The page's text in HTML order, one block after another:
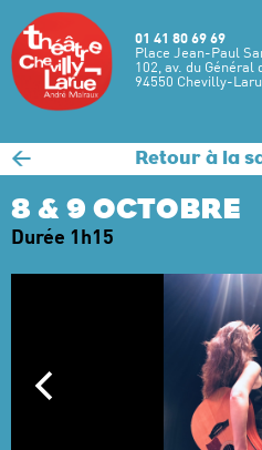
Aller au contenu principal
01 41 80 69 69
Place Jean-Paul
102, av. du Général
94550 Chevilly-
< Retour à la
8 & 9 OCTOBRE
Durée 1h15